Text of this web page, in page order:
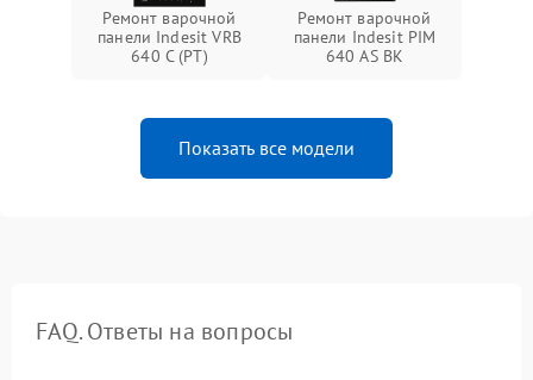
Ремонт варочной
панели Indesit VRB
640 C (PT)
Ремонт варочной
панели Indesit PIM
640 AS BK
Показать все модели
FAQ. Ответы на вопросы